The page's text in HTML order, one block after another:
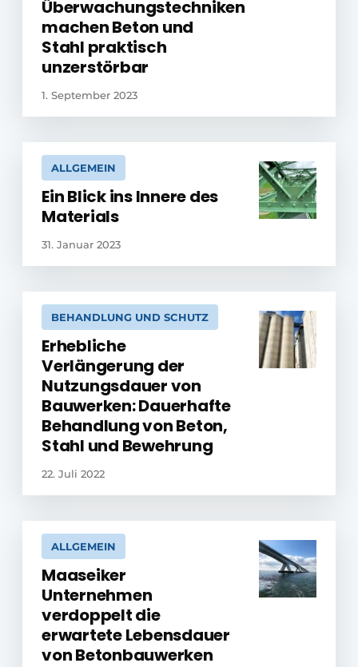
Überwachungstechniken
machen Beton und
Stahl praktisch
unzerstörbar
1. September 2023
ALLGEMEIN
Ein Blick ins Innere des
Materials
31. Januar 2023
BEHANDLUNG UND SCHUTZ
Erhebliche
Verlängerung der
Nutzungsdauer von
Bauwerken: Dauerhafte
Behandlung von Beton,
Stahl und Bewehrung
22. Juli 2022
ALLGEMEIN
Maaseiker
Unternehmen
verdoppelt die
erwartete Lebensdauer
von Betonbauwerken